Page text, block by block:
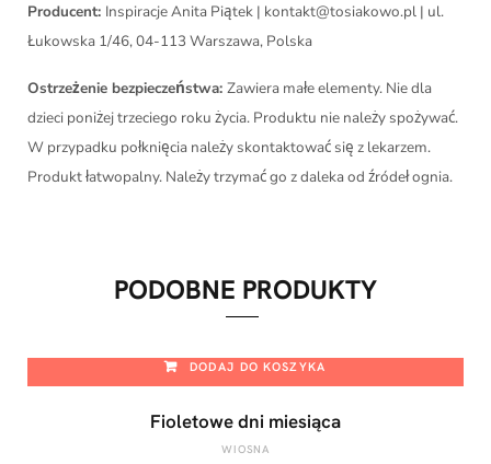
Producent: Inspiracje Anita Piątek | kontakt@tosiakowo.pl | ul.
Łukowska 1/46, 04-113 Warszawa, Polska
Ostrzeżenie bezpieczeństwa: Zawiera małe elementy. Nie dla
dzieci poniżej trzeciego roku życia. Produktu nie należy spożywać.
W przypadku połknięcia należy skontaktować się z lekarzem.
Produkt łatwopalny. Należy trzymać go z daleka od źródeł ognia.
PODOBNE PRODUKTY
DODAJ DO KOSZYKA
Fioletowe dni miesiąca
WIOSNA